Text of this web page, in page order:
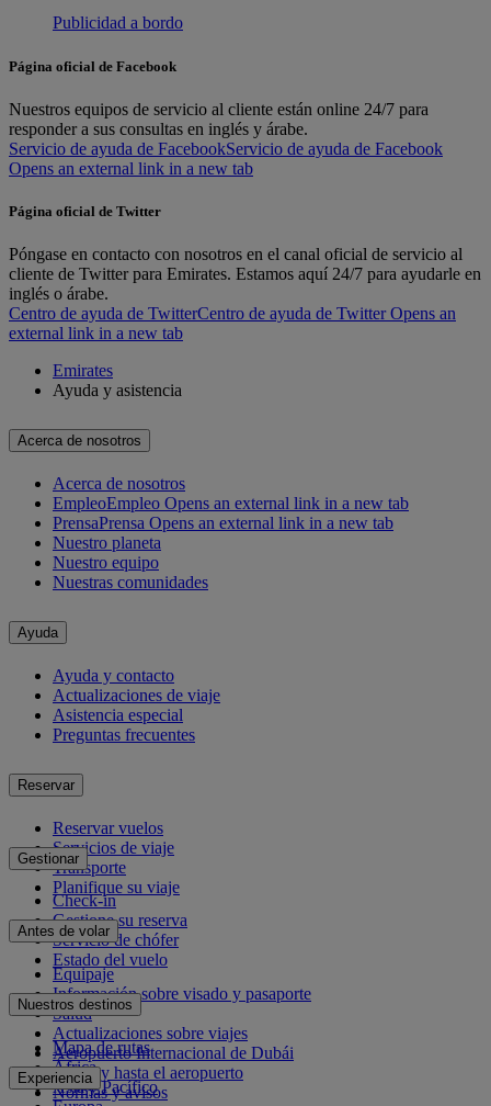
Publicidad a bordo
Página oficial de Facebook
Nuestros equipos de servicio al cliente están online 24/7 para
responder a sus consultas en inglés y árabe.
Servicio de ayuda de FacebookServicio de ayuda de Facebook
Opens an external link in a new tab
Página oficial de Twitter
Póngase en contacto con nosotros en el canal oficial de servicio al
cliente de Twitter para Emirates. Estamos aquí 24/7 para ayudarle en
inglés o árabe.
Centro de ayuda de TwitterCentro de ayuda de Twitter Opens an
external link in a new tab
Emirates
Ayuda y asistencia
Acerca de nosotros
Acerca de nosotros
EmpleoEmpleo Opens an external link in a new tab
PrensaPrensa Opens an external link in a new tab
Nuestro planeta
Nuestro equipo
Nuestras comunidades
Ayuda
Ayuda y contacto
Actualizaciones de viaje
Asistencia especial
Preguntas frecuentes
Reservar
Reservar vuelos
Servicios de viaje
Transporte
Planifique su viaje
Gestionar
Check-in
Gestione su reserva
Servicio de chófer
Estado del vuelo
Antes de volar
Equipaje
Información sobre visado y pasaporte
Salud
Actualizaciones sobre viajes
Aeropuerto Internacional de Dubái
Desde y hasta el aeropuerto
Normas y avisos
Nuestros destinos
Mapa de rutas
África
Asia y Pacífico
Experiencia